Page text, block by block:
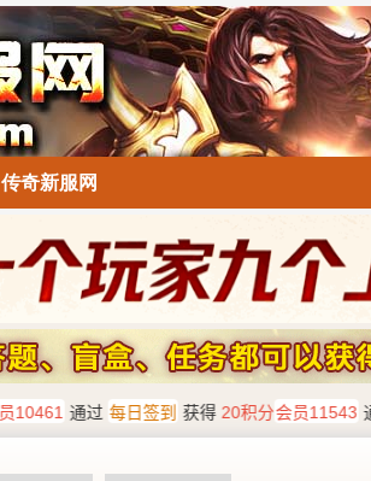
传奇新服网